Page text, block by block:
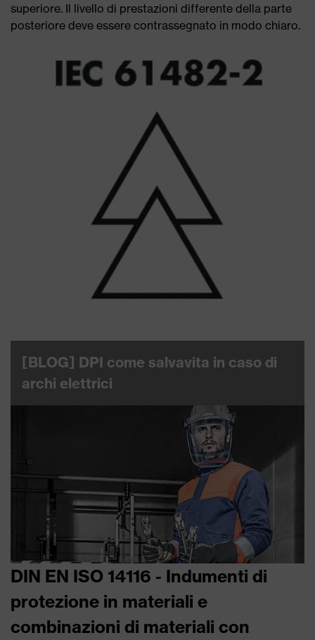
superiore. Il livello di prestazioni differente della parte
posteriore deve essere contrassegnato in modo chiaro.
[BLOG] DPI come salvavita in caso di
archi elettrici
DIN EN ISO 14116 - Indumenti di
protezione in materiali e
combinazioni di materiali con